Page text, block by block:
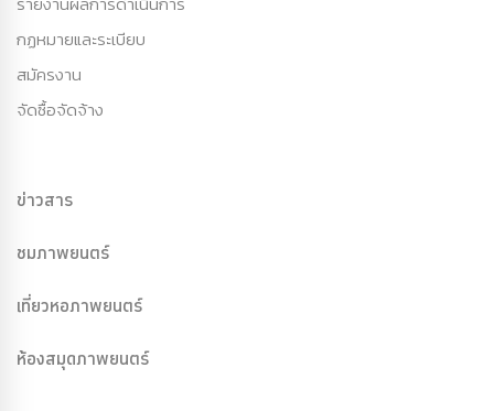
กฏหมายและระเบียบ
สมัครงาน
จัดซื้อจัดจ้าง
ข่าวสาร
ชมภาพยนตร์
เที่ยวหอภาพยนตร์
ห้องสมุดภาพยนตร์